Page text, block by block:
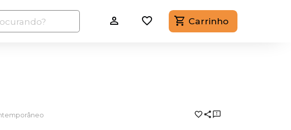
Carrinho